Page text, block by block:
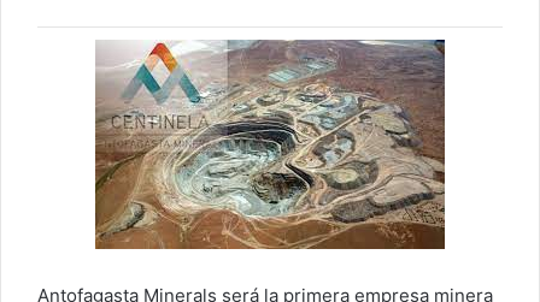
Antofagasta Minerals será la primera empresa minera